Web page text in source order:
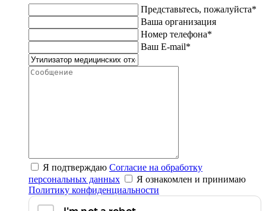
Представьтесь, пожалуйста*
Ваша организация
Номер телефона*
Ваш E-mail*
Я подтверждаю Согласие на обработку
персональных данных
Я ознакомлен и принимаю
Политику конфиденциальности